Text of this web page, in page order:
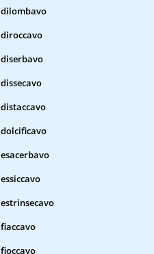
dilombavo
diroccavo
diserbavo
dissecavo
distaccavo
dolcificavo
esacerbavo
essiccavo
estrinsecavo
fiaccavo
fioccavo